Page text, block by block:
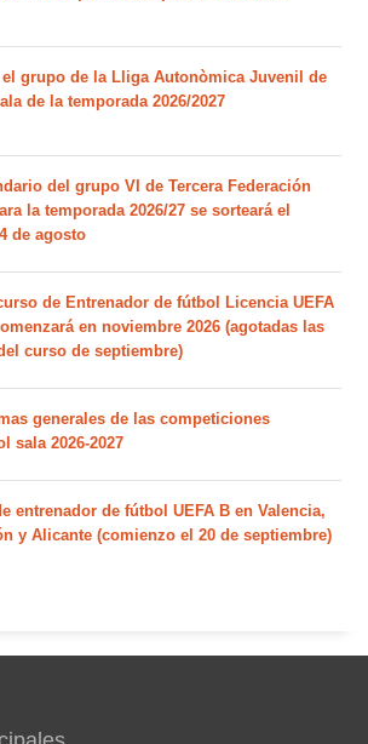
el grupo de la Lliga Autonòmica Juvenil de
de la temporada 2026/2027
del grupo VI de Tercera Federación
la temporada 2026/27 se sorteará el
de agosto
de Entrenador de fútbol Licencia UEFA
en noviembre 2026 (agotadas las
curso de septiembre)
generales de las competiciones
sala 2026-2027
entrenador de fútbol UEFA B en Valencia,
y Alicante (comienzo el 20 de septiembre)